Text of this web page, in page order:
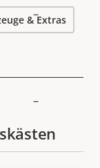
–
–
& Extras